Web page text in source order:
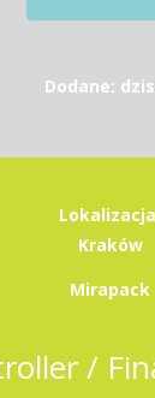
Dodane:
Kraków
Mirapack